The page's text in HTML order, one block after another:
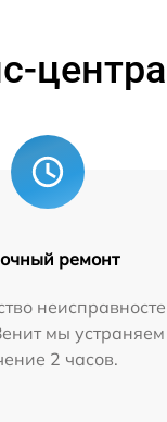
центра
ремонт
мы устраняем
2 часов.